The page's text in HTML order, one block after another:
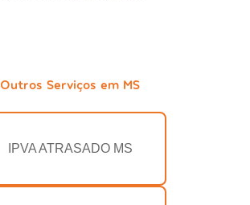
Outros Serviços em MS
IPVA ATRASADO MS